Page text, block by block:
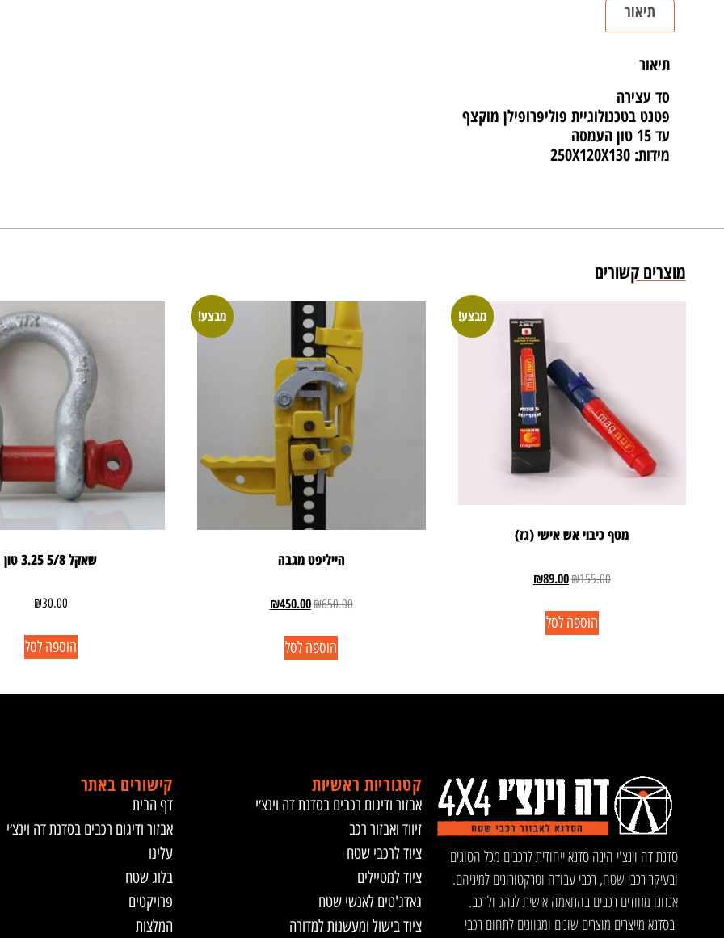
תיאור
תיאור
סד עצירה
פטנט בטכנולוגיית פוליפרופילן מוקצף
עד 15 טון העמסה
מידות: 250X120X130
מוצרים קשורים
מבצע!
מטף כיבוי אש אישי (גז)
₪155.00
₪89.00
הוספה לסל
מבצע!
הייליפט מגבה
₪650.00
₪450.00
הוספה לסל
שאקל 5/8 3.25 טון
₪30.00
הוספה לסל
סדנת דה וינצ'י הינה סדנא ייחודית לרכבים מכל הסוגים
ובעיקר רכבי שטח, רכבי עבודה וטרקטורונים למיניהם.
אנחנו מזוודים רכבים בהתאמה אישית לנהג ולרכב.
בסדנא מייצרים מוצרים שונים ומגוונים לתחום רכבי
קטגוריות ראשיות
אבזור ודיגום רכבים בסדנת דה וינצ׳י
זיווד ואבזור רכב
ציוד לרכבי שטח
ציוד למטיילים
גאדג'טים לאנשי שטח
ציוד בישול ומעשנות למדורה
קישורים באתר
דף הבית
אבזור ודיגום רכבים בסדנת דה וינצ׳י
עלינו
בלוג שטח
פרויקטים
המלצות